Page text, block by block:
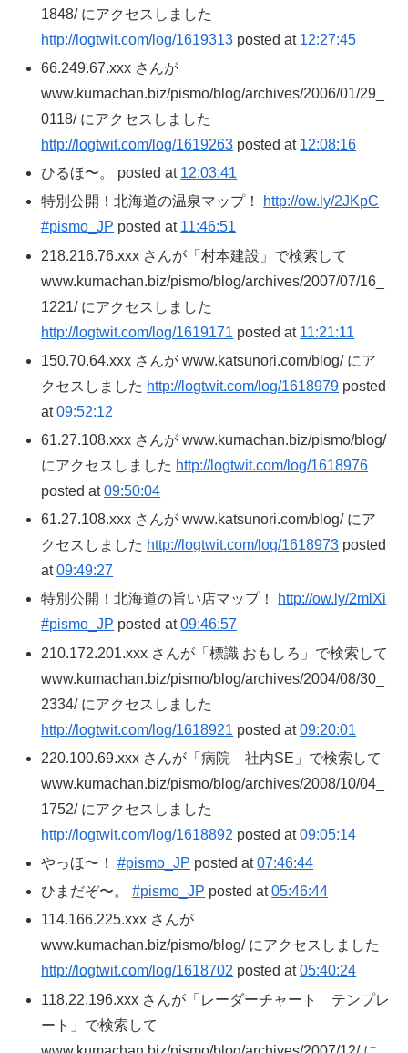
1848/ にアクセスしました
http://logtwit.com/log/1619313 posted at 12:27:45
66.249.67.xxx さんが
www.kumachan.biz/pismo/blog/archives/2006/01/29_
0118/ にアクセスしました
http://logtwit.com/log/1619263 posted at 12:08:16
ひるほ〜。 posted at 12:03:41
特別公開！北海道の温泉マップ！
http://ow.ly/2JKpC
#pismo_JP posted at 11:46:51
218.216.76.xxx さんが「村本建設」で検索して
www.kumachan.biz/pismo/blog/archives/2007/07/16_
1221/ にアクセスしました
http://logtwit.com/log/1619171 posted at 11:21:11
150.70.64.xxx さんが www.katsunori.com/blog/ にア
クセスしました http://logtwit.com/log/1618979 posted
at09:52:12
61.27.108.xxx さんが www.kumachan.biz/pismo/blog/
にアクセスしました http://logtwit.com/log/1618976
posted at09:50:04
61.27.108.xxx さんが www.katsunori.com/blog/ にア
クセスしました http://logtwit.com/log/1618973 posted
at09:49:27
特別公開！北海道の旨い店マップ！
http://ow.ly/2mlXi
#pismo_JP posted at09:46:57
210.172.201.xxx さんが「標識 おもしろ」で検索して
www.kumachan.biz/pismo/blog/archives/2004/08/30_
2334/ にアクセスしました
http://logtwit.com/log/1618921 posted at09:20:01
220.100.69.xxx さんが「病院 社内SE」で検索して
www.kumachan.biz/pismo/blog/archives/2008/10/04_
1752/ にアクセスしました
http://logtwit.com/log/1618892 posted at09:05:14
やっほ〜！#pismo_JP posted at07:46:44
ひまだぞ〜。#pismo_JP posted at05:46:44
114.166.225.xxx さんが
www.kumachan.biz/pismo/blog/ にアクセスしました
http://logtwit.com/log/1618702 posted at05:40:24
118.22.196.xxx さんが「レーダーチャート テンプレ
ート」で検索して